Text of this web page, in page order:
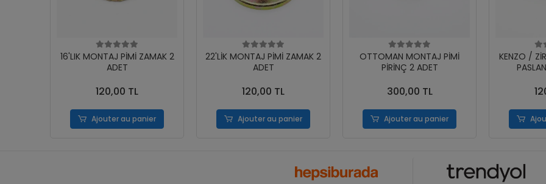
16'LIK MONTAJ PİMİ ZAMAK 2
ADET
120,00 TL
Ajouter au panier
22'LİK MONTAJ PİMİ ZAMAK 2
ADET
120,00 TL
Ajouter au panier
OTTOMAN MONTAJ PİMİ
PİRİNÇ 2 ADET
300,00 TL
Ajouter au panier
KENZO /